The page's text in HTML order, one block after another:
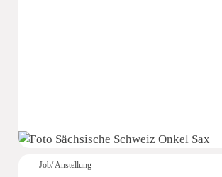
Job/ Anstellung